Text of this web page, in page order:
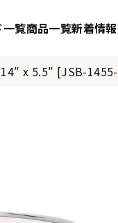
一覧商品一覧新着情報
x 5.5″ [JSB-